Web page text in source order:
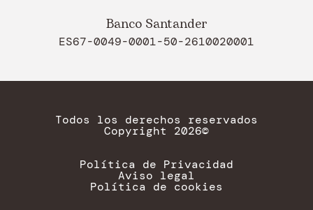
Banco Santander
ES67-0049-0001-50-2610020001
Todos los derechos reservados
Copyright 2026©
Política de Privacidad
Aviso legal
Política de cookies